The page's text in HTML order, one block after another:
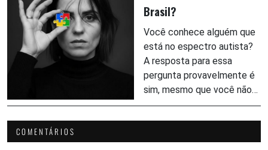
Brasil?
Você conhece alguém que
está no espectro autista?
A resposta para essa
pergunta provavelmente é
sim, mesmo que você não…
COMENTÁRIOS